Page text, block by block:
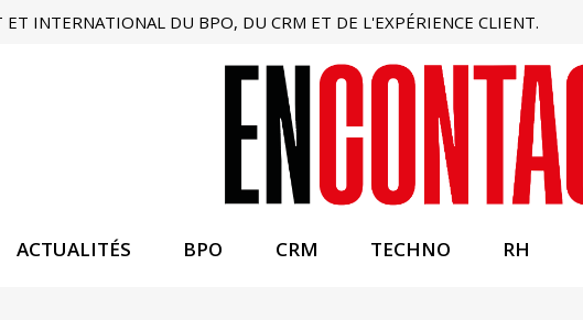
INTERNATIONAL DU BPO, DU CRM ET DE L'EXPÉRIENCE CLIENT.
ACTUALITÉS BPO CRM TECHNO RH